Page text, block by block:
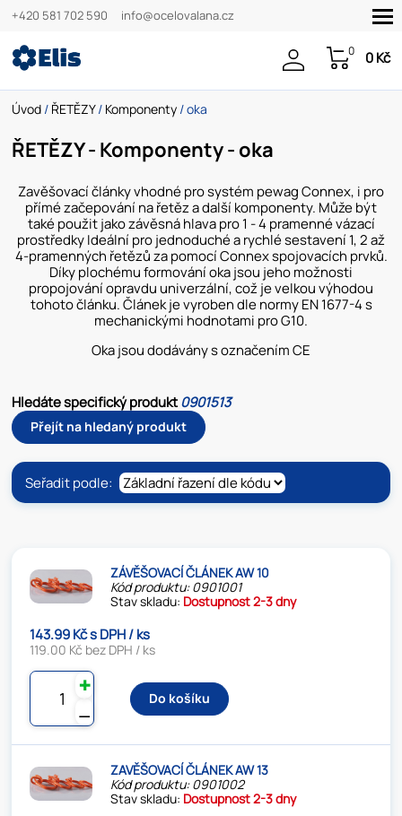
+420 581 702 590 info@ocelovalana.cz
0 0 Kč
Úvod / ŘETĚZY/ Komponenty / oka
ŘETĚZY - Komponenty - oka
Zavěšovací články vhodné pro systém pewag Connex, i pro
přímé začepování na řetěz a další komponenty. Může být
také použit jako závěsná hlava pro 1 - 4 pramenné vázací
prostředky Ideální pro jednoduché a rychlé sestavení 1, 2 až
4-pramenných řetězů za pomocí Connex spojovacích prvků.
Díky plochému formování oka jsou jeho možnosti
propojování opravdu univerzální, což je velkou výhodou
tohoto článku. Článek je vyroben dle normy EN 1677-4 s
mechanickými hodnotami pro G10.
Oka jsou dodávány s označením CE
Hledáte specifický produkt0901513
Přejít na hledaný produkt
Seřadit podle:
ZÁVĚŠOVACÍ ČLÁNEK AW 10
Kód produktu: 0901001
Stav skladu: Dostupnost 2-3 dny
143.99 Kč s DPH / ks
119.00 Kč bez DPH / ks
⚊
✚
Do košíku
ZAVĚŠOVACÍ ČLÁNEK AW 13
Kód produktu: 0901002
Stav skladu: Dostupnost 2-3 dny